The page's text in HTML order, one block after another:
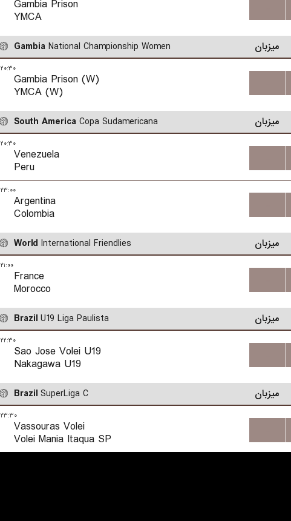
Gambia Prison
YMCA
Gambia National Championship Women میزبان
۲۰:۳۰
Gambia Prison (W)
YMCA (W)
South America Copa Sudamericana میزبان
۲۰:۳۰
Venezuela
Peru
۲۳:۰۰
Argentina
Colombia
World International Friendlies میزبان
۲۱:۰۰
France
Morocco
Brazil U19 Liga Paulista میزبان
۲۲:۳۰
Sao Jose Volei U19
Nakagawa U19
Brazil SuperLiga C میزبان
۲۳:۳۰
Vassouras Volei
Volei Mania Itaqua SP